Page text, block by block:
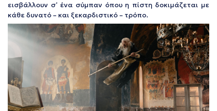
εισβάλλουν σ’ ένα σύμπαν όπου η πίστη δοκιμάζεται με
κάθε δυνατό – και ξεκαρδιστικό – τρόπο.